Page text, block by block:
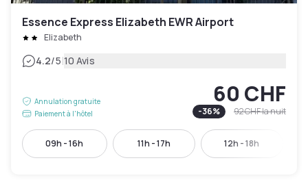
Essence Express Elizabeth EWR Airport
Elizabeth
4.2/5|10 Avis
Annulation gratuite
Paiement à l'hôtel
60 CHF
-36% 92 CHFla nuit
09h - 16h 11h - 17h 12h - 18h